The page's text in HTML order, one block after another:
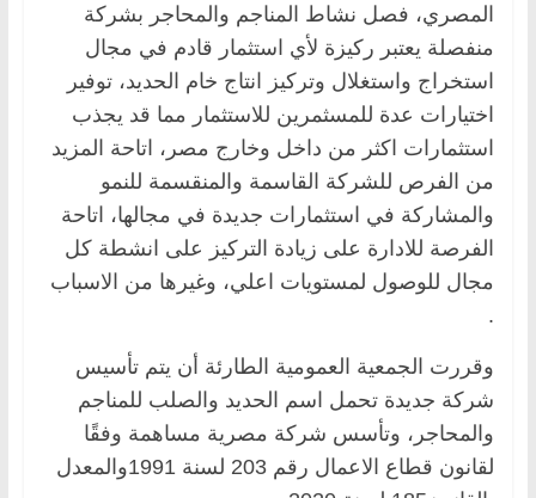
المصري، فصل نشاط المناجم والمحاجر بشركة
منفصلة يعتبر ركيزة لأي استثمار قادم في مجال
استخراج واستغلال وتركيز انتاج خام الحديد، توفير
اختيارات عدة للمسثمرين للاستثمار مما قد يجذب
استثمارات اكثر من داخل وخارج مصر، اتاحة المزيد
من الفرص للشركة القاسمة والمنقسمة للنمو
والمشاركة في استثمارات جديدة في مجالها، اتاحة
الفرصة للادارة على زيادة التركيز على انشطة كل
مجال للوصول لمستويات اعلي، وغيرها من الاسباب
.
وقررت الجمعية العمومية الطارئة أن يتم تأسيس
شركة جديدة تحمل اسم الحديد والصلب للمناجم
والمحاجر، وتأسس شركة مصرية مساهمة وفقًا
لقانون قطاع الاعمال رقم 203 لسنة 1991والمعدل